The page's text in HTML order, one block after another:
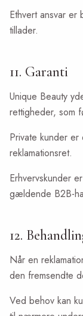
Ethvert ansvar
tillader.
11. Garanti
Unique Beauty
rettigheder, som
Private kunder
reklamationsret.
Erhvervskunder
gældende B2B-
12.
Når en
den fremsendte
Ved behov kan